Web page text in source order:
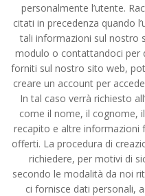
personalmente l’utente.
citati in precedenza quando
tali informazioni sul nostro
modulo o contattandoci per
forniti sul nostro sito web,
creare un account per
In tal caso verrà richiesto
come il nome, il cognome,
recapito e altre informazioni
offerti. La procedura di
richiedere, per motivi di
secondo le modalità da noi
ci fornisce dati personali,